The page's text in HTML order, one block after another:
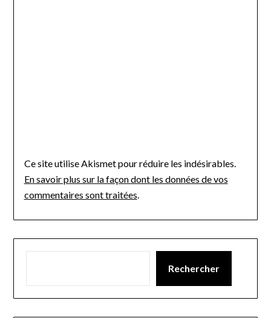
Ce site utilise Akismet pour réduire les indésirables.
En savoir plus sur la façon dont les données de vos
commentaires sont traitées
Rechercher